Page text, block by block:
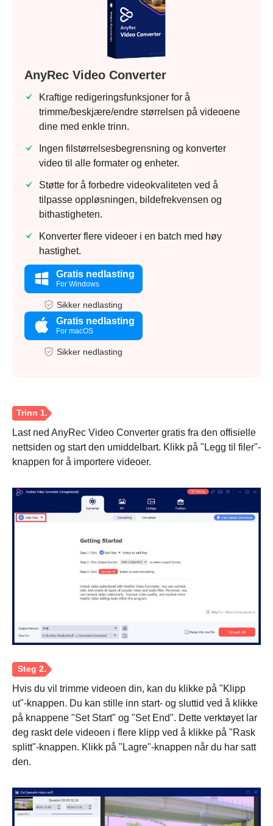
AnyRec Video Converter
Kraftige redigeringsfunksjoner for å
trimme/beskjære/endre størrelsen på videoene
dine med enkle trinn.
Ingen filstørrelsesbegrensning og konverter
video til alle formater og enheter.
Støtte for å forbedre videokvaliteten ved å
tilpasse oppløsningen, bildefrekvensen og
bithastigheten.
Konverter flere videoer i en batch med høy
hastighet.
Gratis nedlasting
For Windows
Sikker nedlasting
Gratis nedlasting
For macOS
Sikker nedlasting
Last ned AnyRec Video Converter gratis fra den offisielle
nettsiden og start den umiddelbart. Klikk på "Legg til filer"-
knappen for å importere videoer.
Hvis du vil trimme videoen din, kan du klikke på "Klipp
ut"-knappen. Du kan stille inn start- og sluttid ved å klikke
på knappene "Set Start" og "Set End". Dette verktøyet lar
deg raskt dele videoen i flere klipp ved å klikke på "Rask
splitt"-knappen. Klikk på "Lagre"-knappen når du har satt
den.